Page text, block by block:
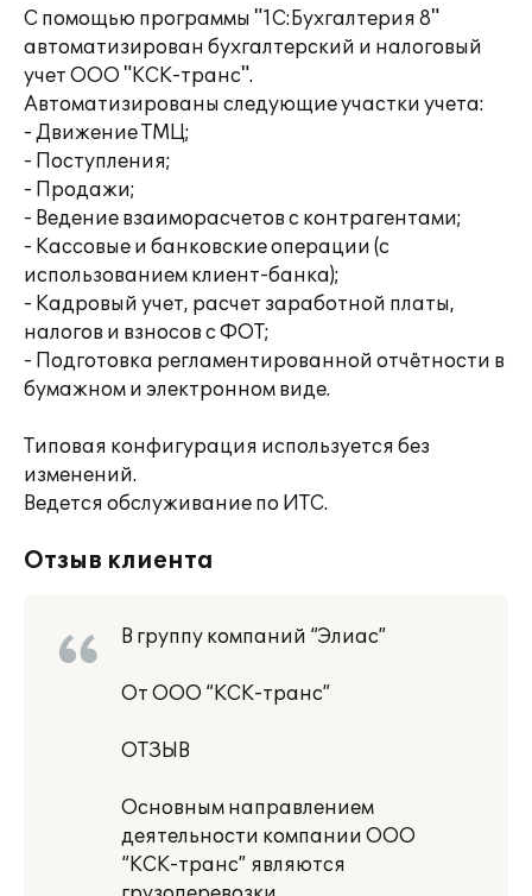
С помощью программы "1С:Бухгалтерия 8"
автоматизирован бухгалтерский и налоговый
учет ООО "КСК-транс".
Автоматизированы следующие участки учета:
- Движение ТМЦ;
- Поступления;
- Продажи;
- Ведение взаиморасчетов с контрагентами;
- Кассовые и банковские операции (с
использованием клиент-банка);
- Кадровый учет, расчет заработной платы,
налогов и взносов с ФОТ;
- Подготовка регламентированной отчётности в
бумажном и электронном виде.
Типовая конфигурация используется без
изменений.
Ведется обслуживание по ИТС.
Отзыв клиента
В группу компаний “Элиас”
От ООО “КСК-транс”
ОТЗЫВ
Основным направлением
деятельности компании ООО
“КСК-транс” являются